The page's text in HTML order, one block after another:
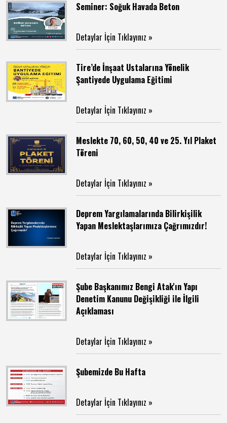
Seminer: Soğuk Havada Beton
Detaylar İçin Tıklayınız »
Tire’de İnşaat Ustalarına Yönelik
Şantiyede Uygulama Eğitimi
Detaylar İçin Tıklayınız »
Meslekte 70, 60, 50, 40 ve 25. Yıl Plaket
Töreni
Detaylar İçin Tıklayınız »
Deprem Yargılamalarında Bilirkişilik
Yapan Meslektaşlarımıza Çağrımızdır!
Detaylar İçin Tıklayınız »
Şube Başkanımız Bengi Atak'ın Yapı
Denetim Kanunu Değişikliği ile İlgili
Açıklaması
Detaylar İçin Tıklayınız »
Şubemizde Bu Hafta
Detaylar İçin Tıklayınız »